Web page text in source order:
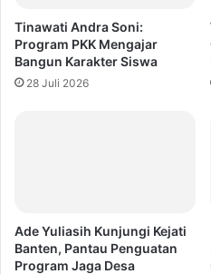
Tinawati Andra Soni:
Program PKK Mengajar
Bangun Karakter Siswa
28 Juli 2026
Ade Yuliasih Kunjungi Kejati
Banten, Pantau Penguatan
Program Jaga Desa